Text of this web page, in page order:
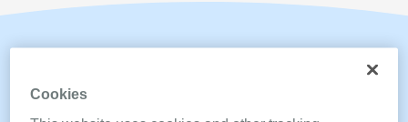
Cookies